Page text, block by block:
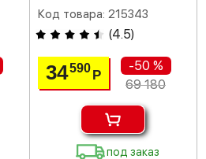
Код товара: 215343
(4.5)
34590 Р
-50 %
69 180
под заказ